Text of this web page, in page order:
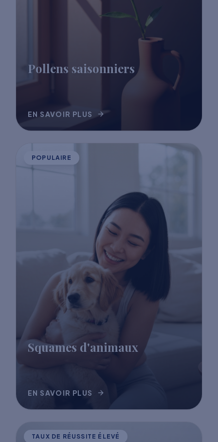
Pollens saisonniers
EN SAVOIR PLUS
POPULAIRE
Squames d'animaux
EN SAVOIR PLUS
TAUX DE RÉUSSITE ÉLEVÉ